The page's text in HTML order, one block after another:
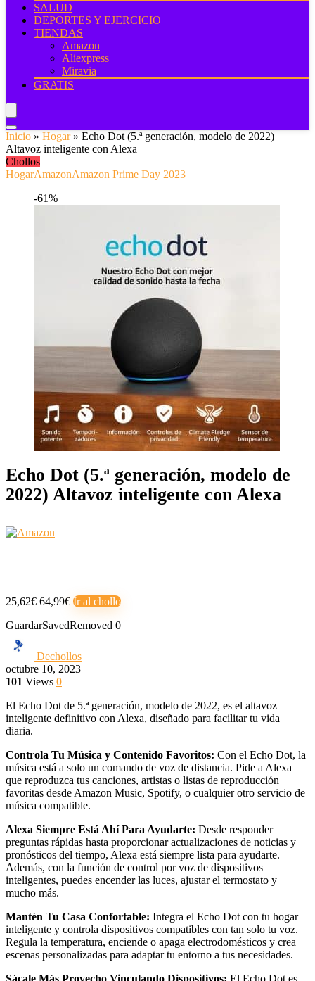
SALUD
DEPORTES Y EJERCICIO
TIENDAS
Amazon
Aliexpress
Miravia
GRATIS
Inicio » Hogar» Echo Dot (5.ª generación, modelo de 2022)
Altavoz inteligente con Alexa
Chollos
HogarAmazonAmazon Prime Day 2023
-61%
Echo Dot (5.ª generación, modelo de
2022) Altavoz inteligente con Alexa
25,62€ 64,99€ Ir al chollo
GuardarSavedRemoved 0
Dechollos
octubre 10, 2023
101 Views 0
El Echo Dot de 5.ª generación, modelo de 2022, es el altavoz
inteligente definitivo con Alexa, diseñado para facilitar tu vida
diaria.
Controla Tu Música y Contenido Favoritos: Con el Echo Dot, la
música está a solo un comando de voz de distancia. Pide a Alexa
que reproduzca tus canciones, artistas o listas de reproducción
favoritas desde Amazon Music, Spotify, o cualquier otro servicio de
música compatible.
Alexa Siempre Está Ahí Para Ayudarte: Desde responder
preguntas rápidas hasta proporcionar actualizaciones de noticias y
pronósticos del tiempo, Alexa está siempre lista para ayudarte.
Además, con la función de control por voz de dispositivos
inteligentes, puedes encender las luces, ajustar el termostato y
mucho más.
Mantén Tu Casa Confortable: Integra el Echo Dot con tu hogar
inteligente y controla dispositivos compatibles con tan solo tu voz.
Regula la temperatura, enciende o apaga electrodomésticos y crea
escenas personalizadas para adaptar tu entorno a tus necesidades.
Sácale Más Provecho Vinculando Dispositivos: El Echo Dot es